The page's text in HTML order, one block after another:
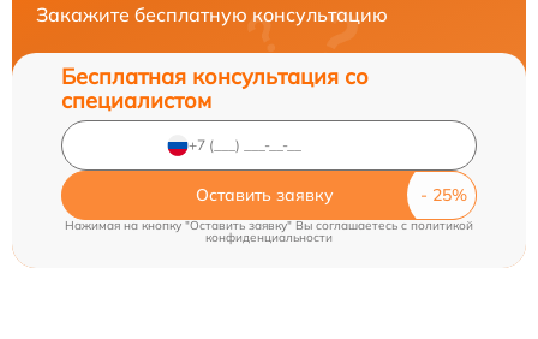
Закажите бесплатную консультацию
Бесплатная консультация со
специалистом
Оставить заявку
Нажимая на кнопку "Оставить заявку" Вы соглашаетесь cполитикой
конфиденциальности